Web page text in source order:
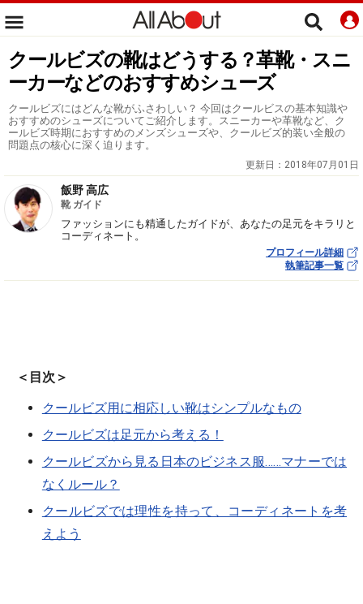
クールビズの靴はどうする？革靴・スニ
ーカーなどのおすすめシューズ
クールビズにはどんな靴がふさわしい？ 今回はクールビスの基本知識や
おすすめのシューズについてご紹介します。スニーカーや革靴など、ク
ールビズ時期におすすめのメンズシューズや、クールビズ的装い全般の
問題点の核心に深く迫ります。
更新日： 2018年07月01日
飯野 高広
靴 ガイド
ファッションにも精通したガイドが、あなたの足元をキラリと
コーディネート。
プロフィール詳細
執筆記事一覧
＜目次＞
クールビズ用に相応しい靴はシンプルなもの
クールビズは足元から考える！
クールビズから見る日本のビジネス服……マナーでは
なくルール？
クールビズでは理性を持って、コーディネートを考
えよう